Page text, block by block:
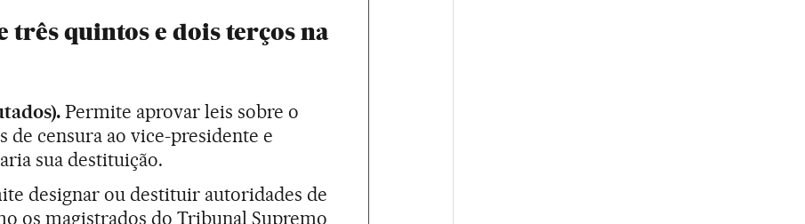
três quintos e dois terços na
Permite aprovar leis sobre o
de censura ao vice-presidente e
sua destituição.
designar ou destituir autoridades de
os magistrados do Tribunal Supremo